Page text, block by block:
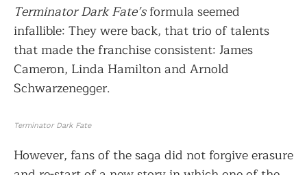
Terminator Dark Fate’sformula seemed
infallible: They were back, that trio of talents
that made the franchise consistent: James
Cameron, Linda Hamilton and Arnold
Schwarzenegger.
Terminator Dark Fate
However, fans of the saga did not forgive erasure